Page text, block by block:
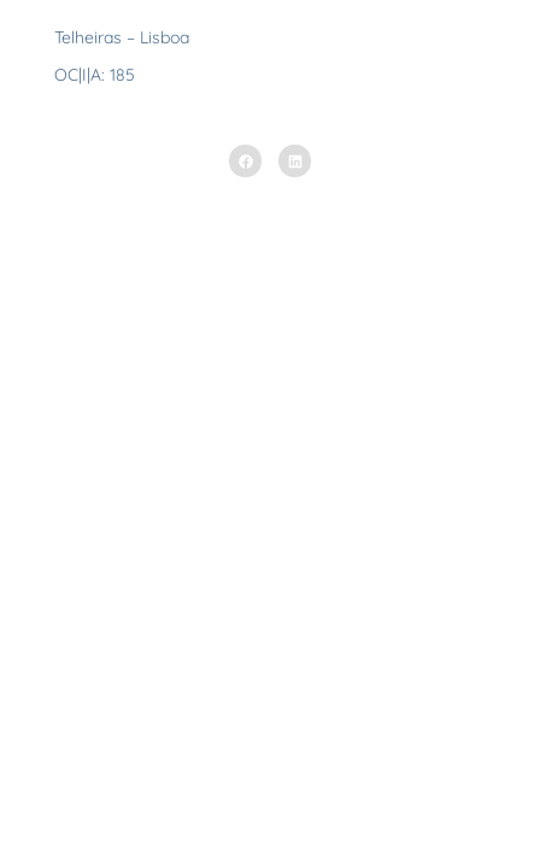
Telheiras – Lisboa
OC|I|A: 185